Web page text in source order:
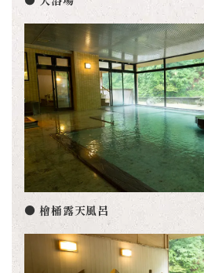
● 檜桶露天風呂